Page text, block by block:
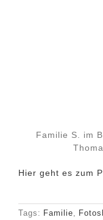
Familie S. im
Hier geht es zum
Tags: Familie,